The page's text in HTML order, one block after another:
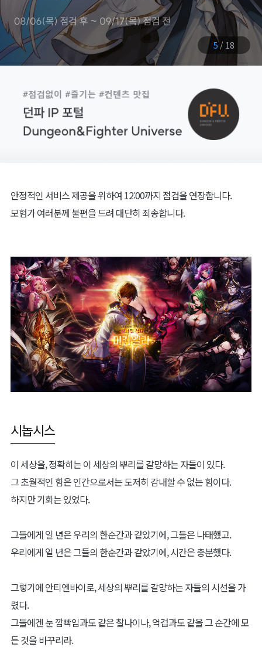
6 / 18
안정적인 서비스 제공을 위하여 12:00까지 점검을 연장합니다.
모험가 여러분께 불편을 드려 대단히 죄송합니다.
시놉시스
이 세상을, 정확히는 이 세상의 뿌리를 갈망하는 자들이 있다.
그 초월적인 힘은 인간으로서는 도저히 감내할 수 없는 힘이다.
하지만 기회는 있었다.
그들에게 일 년은 우리의 한순간과 같았기에, 그들은 나태했고.
우리에게 일 년은 그들의 한순간과 같았기에, 시간은 충분했다.
그렇기에 안티엔바이로, 세상의 뿌리를 갈망하는 자들의 시선을 가
렸다.
그들에겐 눈 깜빡임과도 같은 찰나이나, 억겁과도 같을 그 순간에 모
든 것을 바꾸리라.